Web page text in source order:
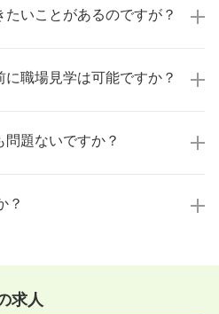
れることはありません！
確認いただいた上で、転職希
いことがあるのですが？
。
、研修制度など、どんな小さ
職場見学は可能ですか？
す。実際の職場環境や働く人
り安心してご判断いただけま
題ないですか？
たします。「転職を考え始め
めればいいか分からない」とい
？
様によってはWEB面接を導入
能ですので、お気軽にお申し
求人